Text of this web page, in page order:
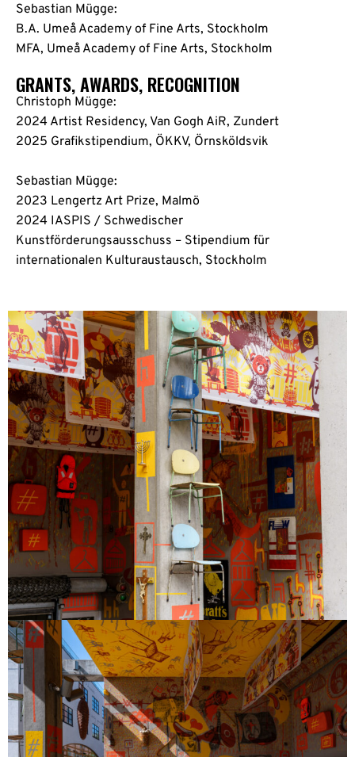
Sebastian Mügge:
B.A. Umeå Academy of Fine Arts, Stockholm
MFA, Umeå Academy of Fine Arts, Stockholm
GRANTS, AWARDS, RECOGNITION
Christoph Mügge:
2024 Artist Residency, Van Gogh AiR, Zundert
2025 Grafikstipendium, ÖKKV, Örnsköldsvik
Sebastian Mügge:
2023 Lengertz Art Prize, Malmö
2024 IASPIS / Schwedischer
Kunstförderungsausschuss – Stipendium für
internationalen Kulturaustausch, Stockholm